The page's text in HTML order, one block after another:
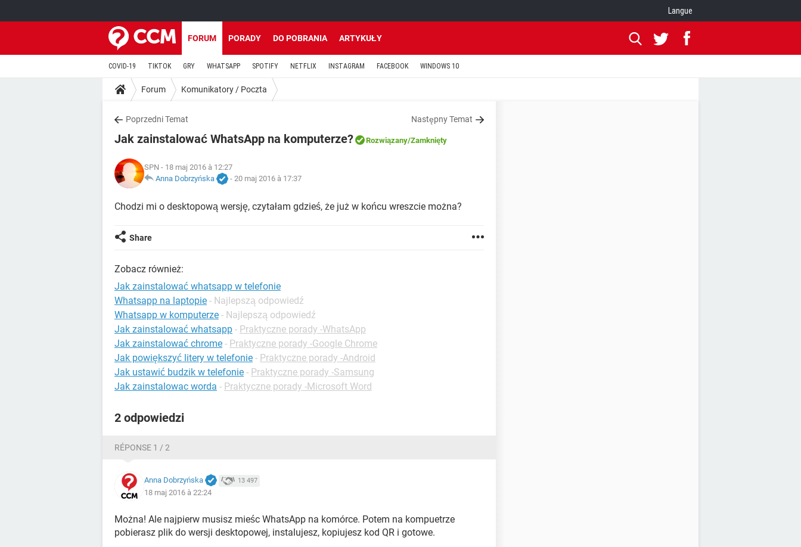
Langue
FORUM PORADY DO POBRANIA ARTYKUŁY
COVID-19 TIKTOK GRY WHATSAPP SPOTIFY NETFLIX INSTAGRAM FACEBOOK WINDOWS 10
Forum Komunikatory / Poczta
Poprzedni Temat Następny Temat
Jak zainstalować WhatsApp na komputerze? Rozwiązany/Zamknięty
SPN - 18 maj 2016 à 12:27
Anna Dobrzyńska
- 20 maj 2016 à 17:37
Chodzi mi o desktopową wersję, czytałam gdzieś, że już w końcu wreszcie można?
Share
Zobacz również:
Jak zainstalować whatsapp w telefonie
Whatsapp na laptopie - Najlepszą odpowiedź
Whatsapp w komputerze - Najlepszą odpowiedź
Jak zainstalować whatsapp - Praktyczne porady -WhatsApp
Jak zainstalować chrome - Praktyczne porady -Google Chrome
Jak powiększyć litery w telefonie - Praktyczne porady -Android
Jak ustawić budzik w telefonie - Praktyczne porady -Samsung
Jak zainstalowac worda - Praktyczne porady -Microsoft Word
2 odpowiedzi
RÉPONSE 1 / 2
Anna Dobrzyńska 13 497
18 maj 2016 à 22:24
Można! Ale najpierw musisz mieśc WhatsApp na komórce. Potem na kompuetrze
pobierasz plik do wersji desktopowej, instalujesz, kopiujesz kod QR i gotowe.